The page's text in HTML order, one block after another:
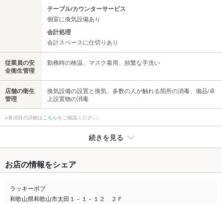
テーブル/カウンターサービス
個室に換気設備あり
会計処理
会計スペースに仕切りあり
従業員の安
全衛生管理
勤務時の検温、マスク着用、頻繁な手洗い
店舗の衛生
管理
換気設備の設置と換気、多数の人が触れる箇所の消毒、備品/卓
上設置物の消毒
※各項目の詳細はこちらをご確認ください。
続きを見る
禁煙・喫煙 全席禁煙
喫煙専用室
お店の情報をシェア
ラッキーボブ
和歌山県和歌山市太田１－１－１２ ２Ｆ